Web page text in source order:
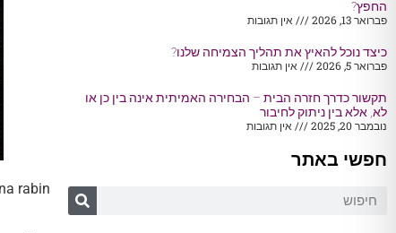
החפץ?
פברואר 13, 2026
אין תגובות
כיצד נוכל להאיץ את תהליך הצמיחה שלנו?
פברואר 5, 2026
אין תגובות
תקשור כדרך חזרה הבית – הבחירה האמיתית אינה בין כן או
לא, אלא בין ניתוק לחיבור
נובמבר 20, 2025
אין תגובות
חפשי באתר
rabin